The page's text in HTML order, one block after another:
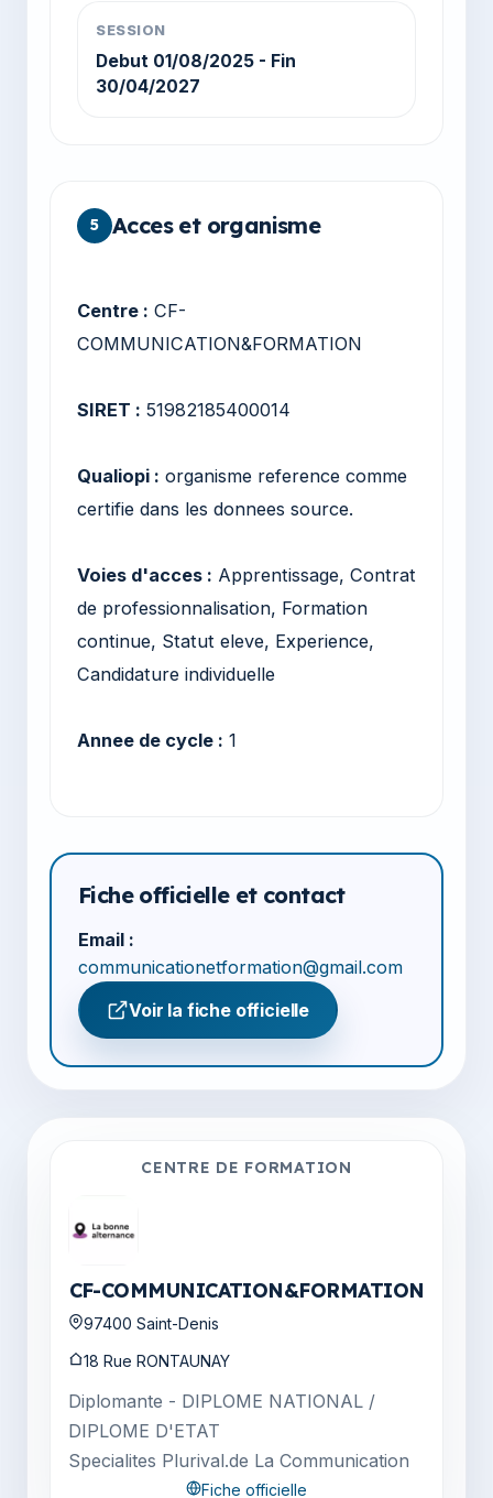
SESSION
Debut 01/08/2025 - Fin
30/04/2027
5 Acces et organisme
Centre : CF-
COMMUNICATION&FORMATION
SIRET : 51982185400014
Qualiopi : organisme reference comme
certifie dans les donnees source.
Voies d'acces : Apprentissage, Contrat
de professionnalisation, Formation
continue, Statut eleve, Experience,
Candidature individuelle
Annee de cycle : 1
Fiche officielle et contact
Email :
communicationetformation@gmail.com
Voir la fiche officielle
CENTRE DE FORMATION
CF-COMMUNICATION&FORMATION
97400 Saint-Denis
18 Rue RONTAUNAY
Diplomante - DIPLOME NATIONAL /
DIPLOME D'ETAT
Specialites Plurival.de La Communication
Fiche officielle